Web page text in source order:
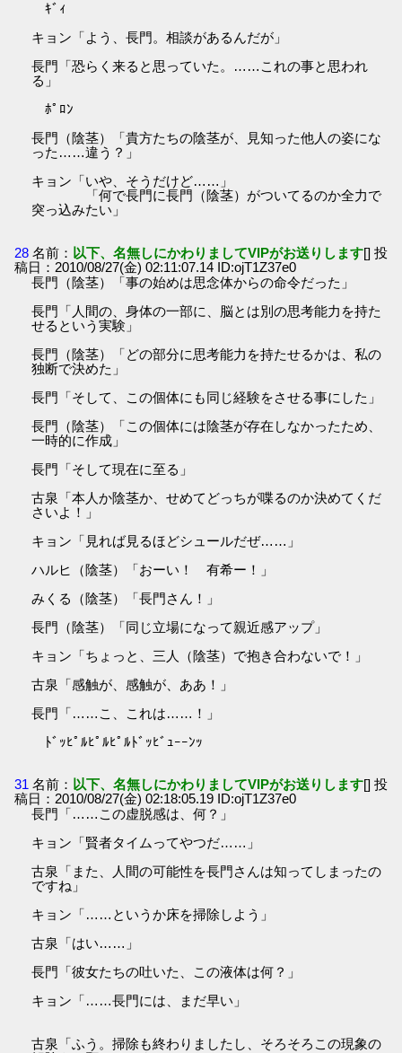
ｷﾞｨ
キョン「よう、長門。相談があるんだが」
長門「恐らく来ると思っていた。……これの事と思われ
る」
ﾎﾟﾛﾝ
長門（陰茎）「貴方たちの陰茎が、見知った他人の姿にな
った……違う？」
キョン「いや、そうだけど……」
「何で長門に長門（陰茎）がついてるのか全力で
突っ込みたい」
28 名前： 以下、名無しにかわりましてVIPがお送りします[] 投
稿日：2010/08/27(金) 02:11:07.14 ID:ojT1Z37e0
長門（陰茎）「事の始めは思念体からの命令だった」
長門「人間の、身体の一部に、脳とは別の思考能力を持た
せるという実験」
長門（陰茎）「どの部分に思考能力を持たせるかは、私の
独断で決めた」
長門「そして、この個体にも同じ経験をさせる事にした」
長門（陰茎）「この個体には陰茎が存在しなかったため、
一時的に作成」
長門「そして現在に至る」
古泉「本人か陰茎か、せめてどっちが喋るのか決めてくだ
さいよ！」
キョン「見れば見るほどシュールだぜ……」
ハルヒ（陰茎）「おーい！ 有希ー！」
みくる（陰茎）「長門さん！」
長門（陰茎）「同じ立場になって親近感アップ」
キョン「ちょっと、三人（陰茎）で抱き合わないで！」
古泉「感触が、感触が、ああ！」
長門「……こ、これは……！」
ﾄﾞｯﾋﾟﾙﾋﾟﾙﾋﾟﾙﾄﾞｯﾋﾞｭｰｰﾝｯ
31 名前： 以下、名無しにかわりましてVIPがお送りします[] 投
稿日：2010/08/27(金) 02:18:05.19 ID:ojT1Z37e0
長門「……この虚脱感は、何？」
キョン「賢者タイムってやつだ……」
古泉「また、人間の可能性を長門さんは知ってしまったの
ですね」
キョン「……というか床を掃除しよう」
古泉「はい……」
長門「彼女たちの吐いた、この液体は何？」
キョン「……長門には、まだ早い」
古泉「ふう。掃除も終わりましたし、そろそろこの現象の